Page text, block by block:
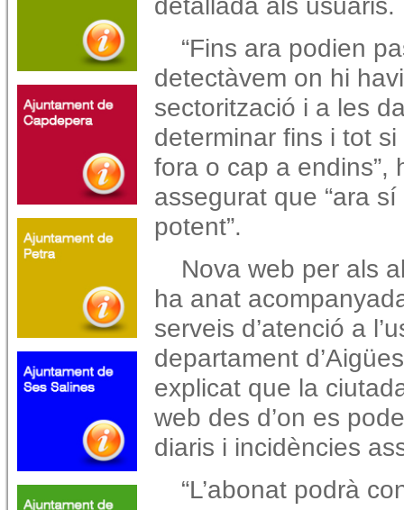
“Fins ara podien
detectàvem on hi
sectorització i a les
determinar fins i tot
fora o cap a endins”,
assegurat que “ara
potent”.
Nova web per als
ha anat
serveis d’atenció a
departament
explicat que la
web des d’on es
diaris i incidències
“L’abonat podrà